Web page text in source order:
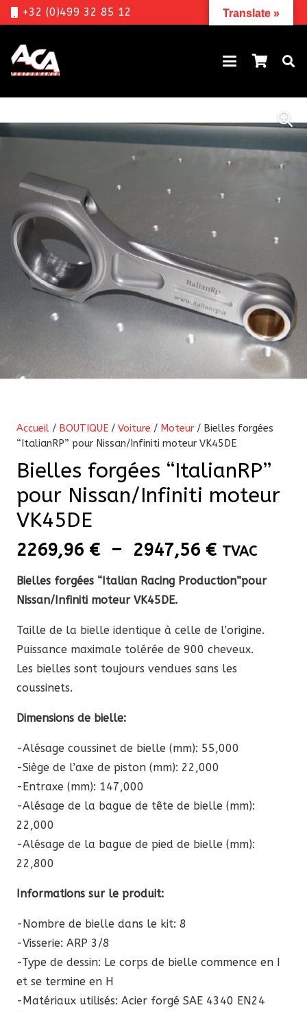
+32 (0)499 32 85 12
Accueil / BOUTIQUE / Voiture / Moteur / Bielles forgées
“ItalianRP” pour Nissan/Infiniti moteur VK45DE
Bielles forgées “ItalianRP”
pour Nissan/Infiniti moteur
VK45DE
2269,96 € – 2947,56 €Plage
prix :
à
2947,56 €
TVAC
Bielles forgées “Italian Racing Production”pour
Nissan/Infiniti moteur VK45DE.
Taille de la bielle identique à celle de l’origine.
Puissance maximale tolérée de 900 cheveux.
Les bielles sont toujours vendues sans les
coussinets.
Dimensions de bielle:
-Alésage coussinet de bielle (mm): 55,000
-Siège de l’axe de piston (mm): 22,000
-Entraxe (mm): 147,000
-Alésage de la bague de tête de bielle (mm):
22,000
-Alésage de la bague de pied de bielle (mm):
22,800
Informations sur le produit:
-Nombre de bielle dans le kit: 8
-Visserie: ARP 3/8
-Type de dessin: Le corps de bielle commence en I
et se termine en H
-Matériaux utilisés: Acier forgé SAE 4340 EN24
Translate »